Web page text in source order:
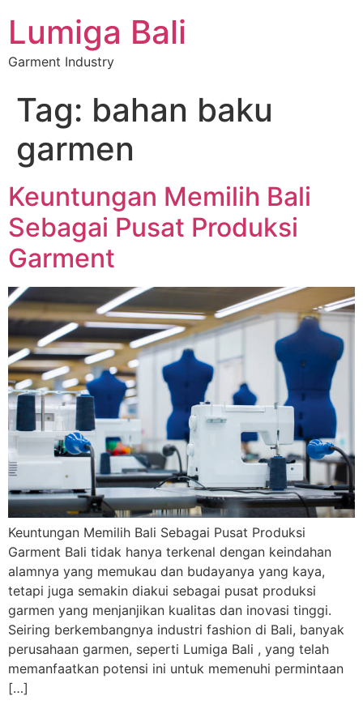
Lumiga Bali
Garment Industry
Tag: bahan baku
garmen
Keuntungan Memilih Bali
Sebagai Pusat Produksi
Garment
Keuntungan Memilih Bali Sebagai Pusat Produksi
Garment Bali tidak hanya terkenal dengan keindahan
alamnya yang memukau dan budayanya yang kaya,
tetapi juga semakin diakui sebagai pusat produksi
garmen yang menjanjikan kualitas dan inovasi tinggi.
Seiring berkembangnya industri fashion di Bali, banyak
perusahaan garmen, seperti Lumiga Bali , yang telah
memanfaatkan potensi ini untuk memenuhi permintaan
[…]